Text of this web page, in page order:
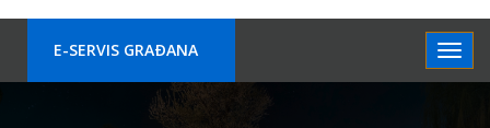
E-SERVIS GRAÐANA